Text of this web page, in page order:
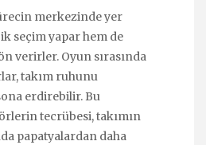
merkezinde yer
seçim yapar hem de
verirler. Oyun sırasında
takım ruhunu
erdirebilir. Bu
tecrübesi, takımın
papatyalardan daha